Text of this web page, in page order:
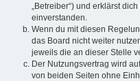
„Betreiber“) und erklärst
einverstanden.
Wenn du mit diesen
das Board nicht weiter
jeweils die an dieser Stelle
Der Nutzungsvertrag wird
von beiden Seiten ohne